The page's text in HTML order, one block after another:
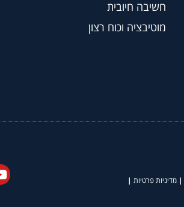
חשיבה חיובית
מוטיבציה וכוח רצון
|מדיניות פרטיות |